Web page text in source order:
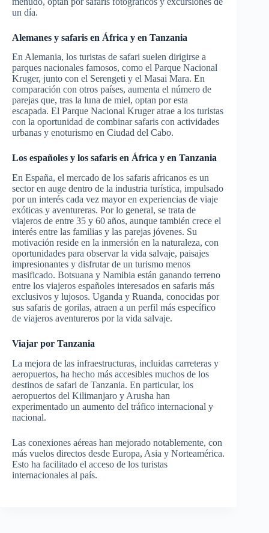
un día.
Alemanes y safaris en África y en Tanzania
En Alemania, los turistas de safari suelen dirigirse a
parques nacionales famosos, como el Parque Nacional
Kruger, junto con el Serengeti y el Masai Mara. En
comparación con otros países, aumenta el número de
parejas que, tras la luna de miel, optan por esta
escapada. El Parque Nacional Kruger atrae a los turistas
con la oportunidad de combinar safaris con actividades
urbanas y enoturismo en Ciudad del Cabo.
Los españoles y los safaris en África y en Tanzania
En España, el mercado de los safaris africanos es un
sector en auge dentro de la industria turística, impulsado
por un interés cada vez mayor en experiencias de viaje
exóticas y aventureras. Por lo general, se trata de
viajeros de entre 35 y 60 años, aunque también crece el
interés entre las familias y las parejas jóvenes. Su
motivación reside en la inmersión en la naturaleza, con
oportunidades para observar la vida salvaje, paisajes
impresionantes y disfrutar de un turismo menos
masificado. Botsuana y Namibia están ganando terreno
entre los viajeros españoles interesados en safaris más
exclusivos y lujosos. Uganda y Ruanda, conocidas por
sus safaris de gorilas, atraen a un perfil más específico
de viajeros aventureros por la vida salvaje.
Viajar por Tanzania
La mejora de las infraestructuras, incluidas carreteras y
aeropuertos, ha hecho más accesibles muchos de los
destinos de safari de Tanzania. En particular, los
aeropuertos del Kilimanjaro y Arusha han
experimentado un aumento del tráfico internacional y
nacional.
Las conexiones aéreas han mejorado notablemente, con
más vuelos directos desde Europa, Asia y Norteamérica.
Esto ha facilitado el acceso de los turistas
internacionales al país.